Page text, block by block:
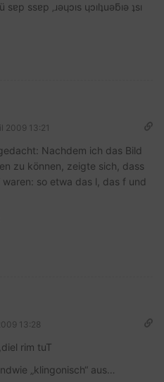
sɐp ssɐp ‚ɹǝɥɔıs ɥɔılʇuǝƃıǝ ʇsı
2009 13:21
Nachdem ich das Bild
zu können, zeigte sich, dass
so etwa das l, das f und
13:28
rim tuT
„klingonisch“ aus…